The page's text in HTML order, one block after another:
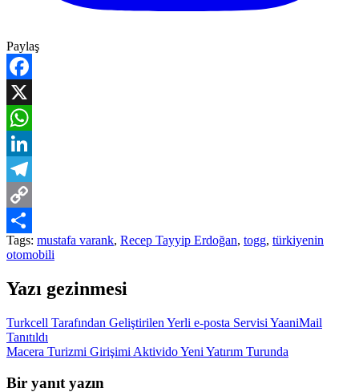
Paylaş
Facebook
X
WhatsApp
LinkedIn
Telegram
Copy
Link
Share
Tags: mustafa varank, Recep Tayyip Erdoğan, togg, türkiyenin
otomobili
Yazı gezinmesi
Turkcell Tarafından Geliştirilen Yerli e-posta Servisi YaaniMail
Tanıtıldı
Macera Turizmi Girişimi Aktivido Yeni Yatırım Turunda
Bir yanıt yazın